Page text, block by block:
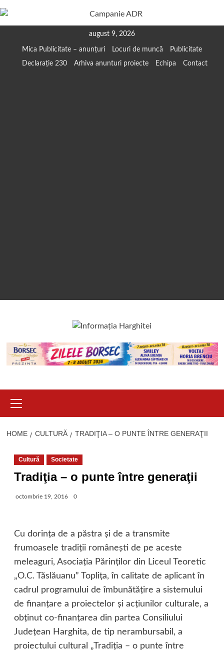
august 9, 2026
Mica Publicitate – anunțuri Locuri de muncă
Publicitate
Declarație 230
Arhiva anunturi proiecte Echipa Contact
Menu
HOME CULTURĂ TRADIŢIA – O PUNTE ÎNTRE GENERAŢII
Cultură Societate
Tradiţia – o punte între generaţii
octombrie 19, 2016 0
Cu dorinţa de a păstra şi de a transmite
frumoasele tradiţii româneşti de pe aceste
meleaguri, Asociaţia Părinţilor din Liceul Teoretic
„O.C. Tăslăuanu” Topliţa, în calitate de aplicant în
cadrul programului de îmbunătăţire a sistemului
de finanţare a proiectelor şi acţiunilor culturale, a
obţinut co-finanţarea din partea Consiliului
Judeţean Harghita, de tip nerambursabil, a
proiectului cultural „Tradiţia – o punte între